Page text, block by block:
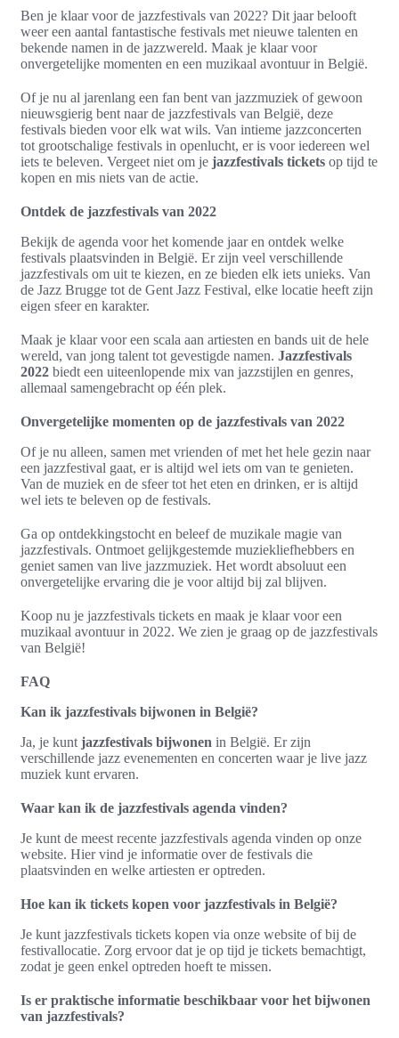
Ben je klaar voor de jazzfestivals van 2022? Dit jaar belooft
weer een aantal fantastische festivals met nieuwe talenten en
bekende namen in de jazzwereld. Maak je klaar voor
onvergetelijke momenten en een muzikaal avontuur in België.
Of je nu al jarenlang een fan bent van jazzmuziek of gewoon
nieuwsgierig bent naar de jazzfestivals van België, deze
festivals bieden voor elk wat wils. Van intieme jazzconcerten
tot grootschalige festivals in openlucht, er is voor iedereen wel
iets te beleven. Vergeet niet om je jazzfestivals tickets op tijd te
kopen en mis niets van de actie.
Ontdek de jazzfestivals van 2022
Bekijk de agenda voor het komende jaar en ontdek welke
festivals plaatsvinden in België. Er zijn veel verschillende
jazzfestivals om uit te kiezen, en ze bieden elk iets unieks. Van
de Jazz Brugge tot de Gent Jazz Festival, elke locatie heeft zijn
eigen sfeer en karakter.
Maak je klaar voor een scala aan artiesten en bands uit de hele
wereld, van jong talent tot gevestigde namen. Jazzfestivals
2022 biedt een uiteenlopende mix van jazzstijlen en genres,
allemaal samengebracht op één plek.
Onvergetelijke momenten op de jazzfestivals van 2022
Of je nu alleen, samen met vrienden of met het hele gezin naar
een jazzfestival gaat, er is altijd wel iets om van te genieten.
Van de muziek en de sfeer tot het eten en drinken, er is altijd
wel iets te beleven op de festivals.
Ga op ontdekkingstocht en beleef de muzikale magie van
jazzfestivals. Ontmoet gelijkgestemde muziekliefhebbers en
geniet samen van live jazzmuziek. Het wordt absoluut een
onvergetelijke ervaring die je voor altijd bij zal blijven.
Koop nu je jazzfestivals tickets en maak je klaar voor een
muzikaal avontuur in 2022. We zien je graag op de jazzfestivals
van België!
FAQ
Kan ik jazzfestivals bijwonen in België?
Ja, je kunt jazzfestivals bijwonen in België. Er zijn
verschillende jazz evenementen en concerten waar je live jazz
muziek kunt ervaren.
Waar kan ik de jazzfestivals agenda vinden?
Je kunt de meest recente jazzfestivals agenda vinden op onze
website. Hier vind je informatie over de festivals die
plaatsvinden en welke artiesten er optreden.
Hoe kan ik tickets kopen voor jazzfestivals in België?
Je kunt jazzfestivals tickets kopen via onze website of bij de
festivallocatie. Zorg ervoor dat je op tijd je tickets bemachtigt,
zodat je geen enkel optreden hoeft te missen.
Is er praktische informatie beschikbaar voor het bijwonen
van jazzfestivals?